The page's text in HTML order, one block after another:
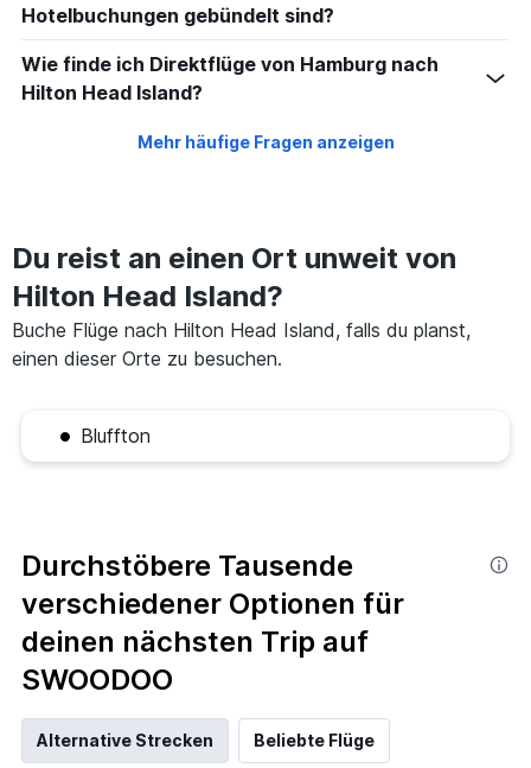
Hotelbuchungen gebündelt sind?
Wie finde ich Direktflüge von Hamburg nach
Hilton Head Island?
Mehr häufige Fragen anzeigen
Du reist an einen Ort unweit von
Hilton Head Island?
Buche Flüge nach Hilton Head Island, falls du planst,
einen dieser Orte zu besuchen.
Bluffton
Durchstöbere Tausende
verschiedener Optionen für
deinen nächsten Trip auf
SWOODOO
Alternative Strecken Beliebte Flüge